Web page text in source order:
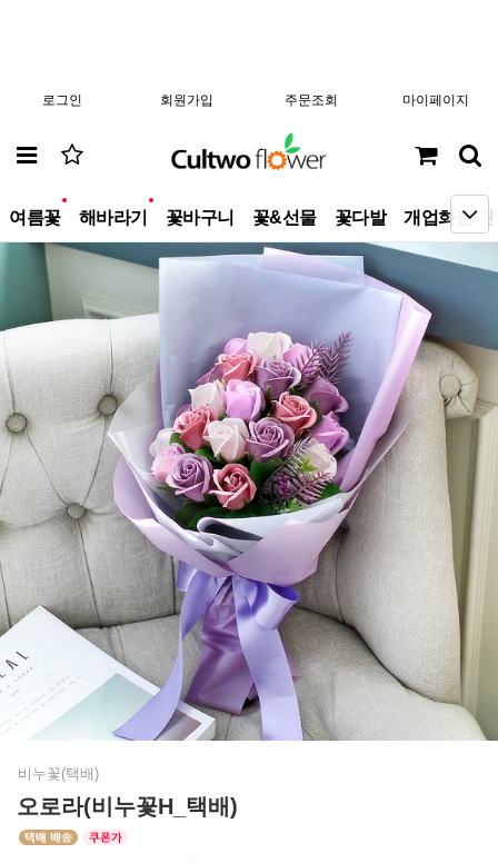
로그인 회원가입 주문조회 마이페이지
여름꽃 해바라기 꽃바구니 꽃&선물 꽃다발 개업화분/
비누꽃(택배)
오로라(비누꽃H_택배)